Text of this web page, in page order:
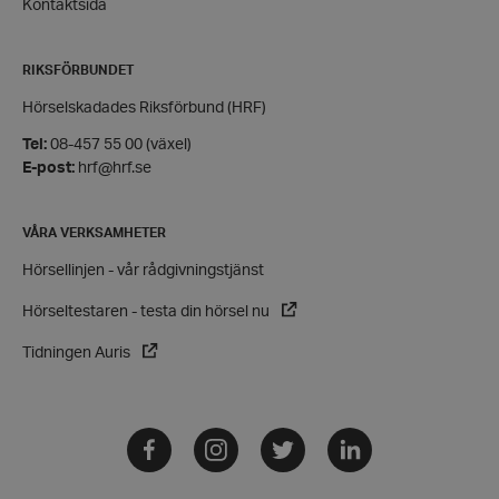
Kontaktsida
RIKSFÖRBUNDET
Hörselskadades Riksförbund (HRF)
Tel: 08-457 55 00 (växel)
E-post: hrf@hrf.se
VÅRA VERKSAMHETER
Hörsellinjen - vår rådgivningstjänst
Hörseltestaren - testa din hörsel nu
Tidningen Auris
FacebookInstagramTwitter LinkedIn
kärnwebbplatsfunktioner som användarinloggning
användas ordentligt utan strikt nödvändiga cookies.
hrf-popup-closed-*